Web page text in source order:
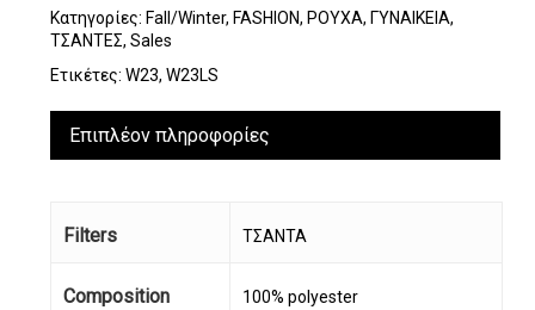
Κατηγορίες: Fall/Winter, FASHION, ΡΟΥΧΑ, ΓΥΝΑΙΚΕΙΑ,
ΤΣΑΝΤΕΣ, Sales
Ετικέτες: W23, W23LS
Επιπλέον πληροφορίες
Filters ΤΣΑΝΤΑ
Composition 100% polyester